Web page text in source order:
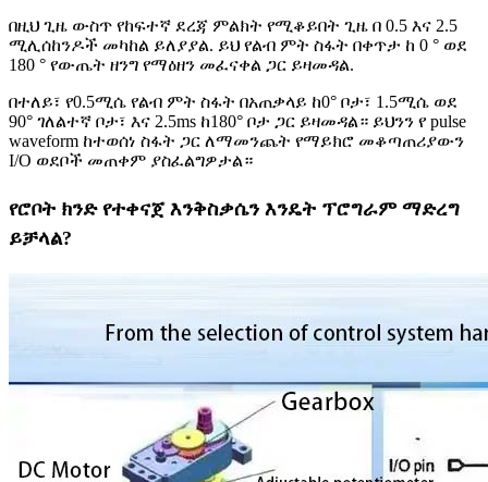
በዚህ ጊዜ ውስጥ የከፍተኛ ደረጃ ምልክት የሚቆይበት ጊዜ በ 0.5 እና 2.5
ሚሊሰከንዶች መካከል ይለያያል. ይህ የልብ ምት ስፋት በቀጥታ ከ 0 ° ወደ
180 ° የውጤት ዘንግ የማዕዘን መፈናቀል ጋር ይዛመዳል.
በተለይ፣ የ0.5ሚሴ የልብ ምት ስፋት በአጠቃላይ ከ0° ቦታ፣ 1.5ሚሴ ወደ
90° ገለልተኛ ቦታ፣ እና 2.5ms ከ180° ቦታ ጋር ይዛመዳል። ይህንን የ pulse
waveform ከተወሰነ ስፋት ጋር ለማመንጨት የማይክሮ መቆጣጠሪያውን
I/O ወደቦች መጠቀም ያስፈልግዎታል።
የሮቦት ክንድ የተቀናጀ እንቅስቃሴን እንዴት ፕሮግራም ማድረግ
ይቻላል?